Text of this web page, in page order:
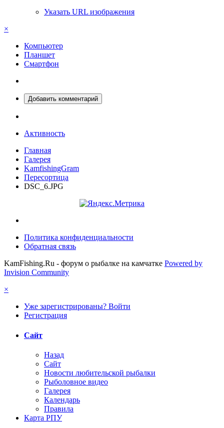
Указать URL изображения
×
Компьютер
Планшет
Смартфон
Добавить комментарий
Активность
Главная
Галерея
KamfishingGram
Пересортица
DSC_6.JPG
Политика конфиденциальности
Обратная связь
KamFishing.Ru - форум о рыбалке на камчатке Powered by
Invision Community
×
Уже зарегистрированы? Войти
Регистрация
Сайт
Назад
Сайт
Новости любительской рыбалки
Рыболовное видео
Галерея
Календарь
Правила
Карта РПУ